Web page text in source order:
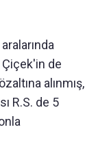
Çiçek'in de
alınmış,
R.S. de 5